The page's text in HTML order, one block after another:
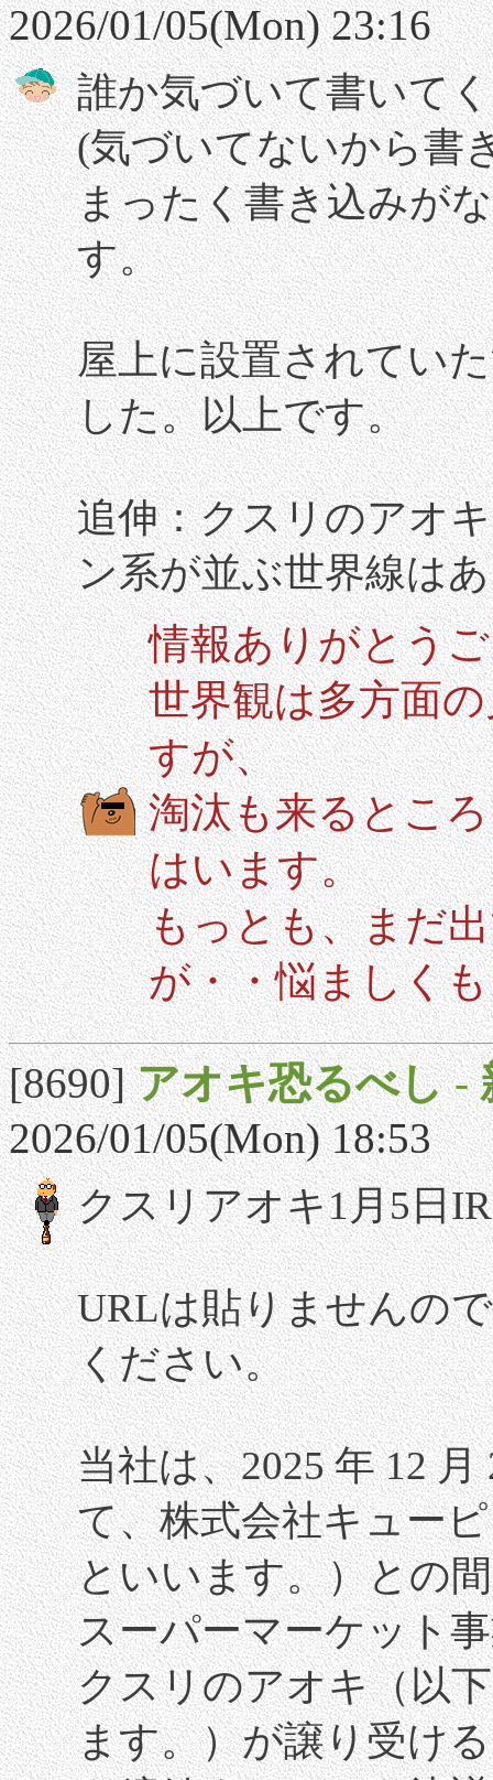
2026/01/05(Mon) 23:16
誰か気づいて書いて
(気づいてないから書
まったく書き込みが
す。
屋上に設置されてい
した。以上です。
追伸：クスリのアオ
ン系が並ぶ世界線は
情報ありがとう
世界観は多方面
すが、
淘汰も来るとこ
はいます。
もっとも、まだ
が・・悩ましく
[8690]アオキ恐るべし-
2026/01/05(Mon) 18:53
クスリアオキ1月5日
URLは貼りませんの
ください。
当社は、2025 年 12
て、株式会社キュー
といいます。）との
スーパーマーケット
クスリのアオキ（以
ます。）が譲り受け